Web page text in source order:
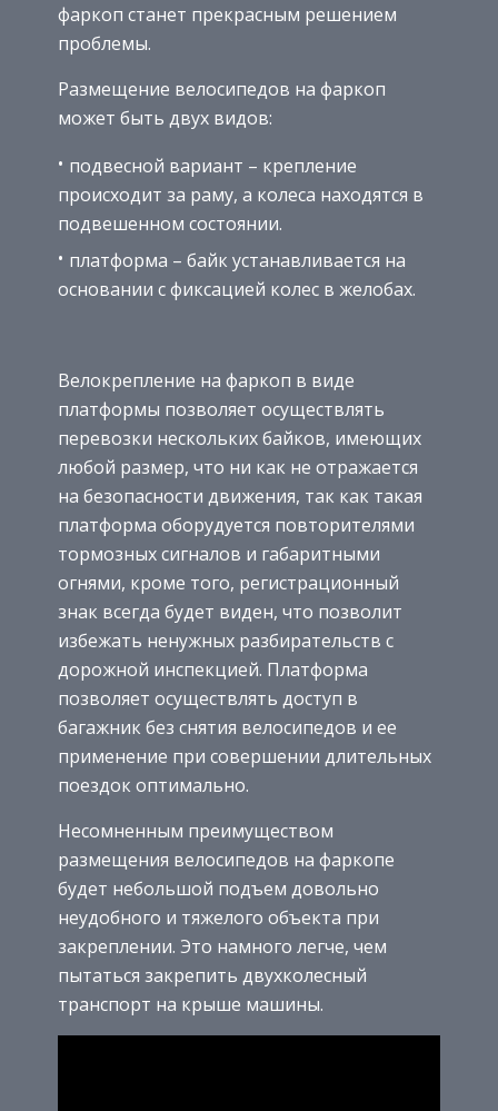
фаркоп станет прекрасным решением
проблемы.
Размещение велосипедов на фаркоп
может быть двух видов:
подвесной вариант – крепление
происходит за раму, а колеса находятся в
подвешенном состоянии.
платформа – байк устанавливается на
основании с фиксацией колес в желобах.
Велокрепление на фаркоп в виде
платформы позволяет осуществлять
перевозки нескольких байков, имеющих
любой размер, что ни как не отражается
на безопасности движения, так как такая
платформа оборудуется повторителями
тормозных сигналов и габаритными
огнями, кроме того, регистрационный
знак всегда будет виден, что позволит
избежать ненужных разбирательств с
дорожной инспекцией. Платформа
позволяет осуществлять доступ в
багажник без снятия велосипедов и ее
применение при совершении длительных
поездок оптимально.
Несомненным преимуществом
размещения велосипедов на фаркопе
будет небольшой подъем довольно
неудобного и тяжелого объекта при
закреплении. Это намного легче, чем
пытаться закрепить двухколесный
транспорт на крыше машины.